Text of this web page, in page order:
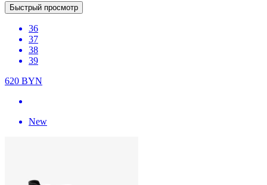
Быстрый просмотр
36
37
38
39
620 BYN
New